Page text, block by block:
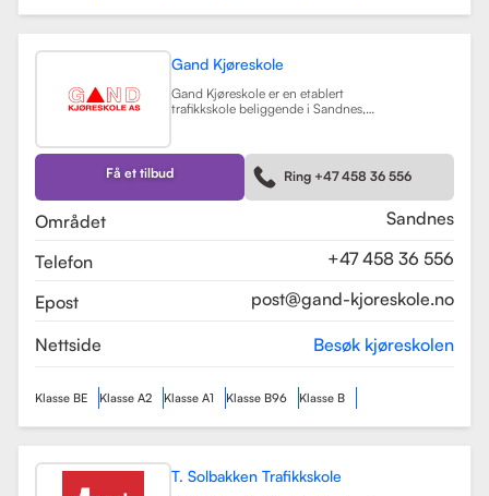
Gand Kjøreskole
Gand Kjøreskole er en etablert
trafikkskole beliggende i Sandnes,
kjøretøyklasser. Skolen har
spesialisert seg på opplæring for
personbiler, både med manuell og
automatgir, samt motorsykler (klasse
Få et tilbud Ring +47 458 36 556
Området
Sandnes
Telefon
+47 458 36 556
Epost
post@gand-kjoreskole.no
Nettside Besøk kjøreskolen
Klasse BE Klasse A2 Klasse A1 Klasse B96 Klasse B
T. Solbakken Trafikkskole